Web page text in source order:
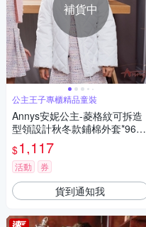
補貨中
公主王子專櫃精品童裝
Annys安妮公主-菱格紋可拆造
型領設計秋冬款鋪棉外套*9682
白色
$1,117
活動 券
貨到通知我